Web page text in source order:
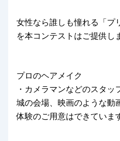
女性なら誰しも憧れる「プ
を本コンテストはご提供し
プロのヘアメイク
・カメラマンなどのスタッ
城の会場、映画のような動
体験のご用意はできていま